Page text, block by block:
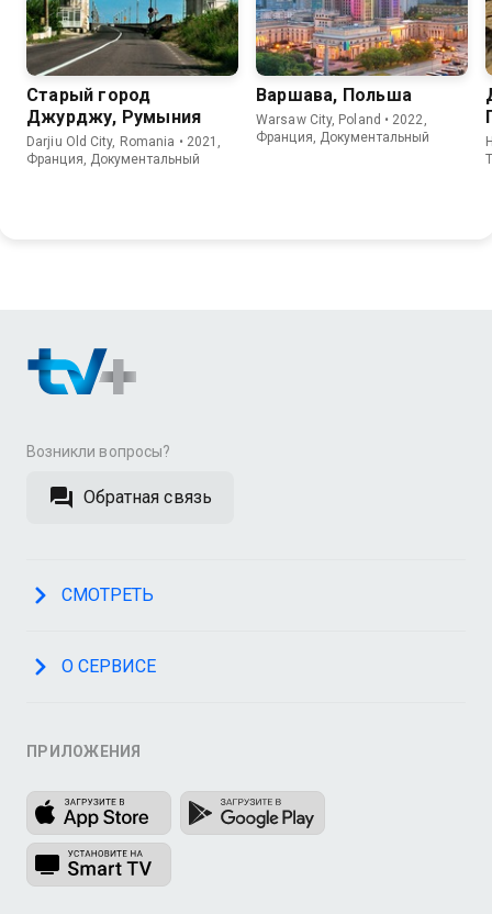
Старый город
Джурджу, Румыния
Darjiu Old City, Romania • 2021,
Франция, Документальный
Варшава, Польша
Warsaw City, Poland • 2022,
Франция, Документальный
Возникли вопросы?
Обратная связь
СМОТРЕТЬ
О СЕРВИСЕ
ПРИЛОЖЕНИЯ